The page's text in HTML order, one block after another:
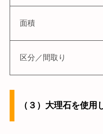
面積
区分／間取り
（３）大理石を使用